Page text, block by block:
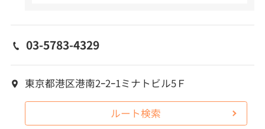
03-5783-4329
東京都港区港南2ｰ2ｰ1ミナトビル5Ｆ
ルート検索